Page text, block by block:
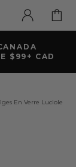
CAD
En Verre Luciole